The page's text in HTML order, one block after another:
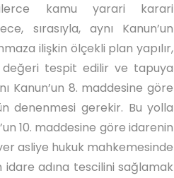
kamu yarari karari
sırasıyla, aynı Kanun’un
ilişkin ölçekli plan yapılır,
değeri tespit edilir ve tapuya
Kanun’un 8. maddesine göre
denenmesi gerekir. Bu yolla
10. maddesine göre idarenin
asliye hukuk mahkemesinde
idare adına tescilini sağlamak